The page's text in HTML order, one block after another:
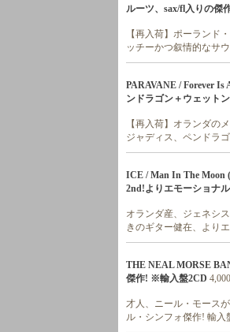
ルーツ、sax/fl入りの傑
【再入荷】ポーランド
ッチーかつ叙情的なサ
PARAVANE / Forever
ンドラゴン＋ウェット
【再入荷】オランダの
ジャディス、ペンドラ
ICE / Man In The Moon
2nd!よりエモーショナ
オランダ産、ジェネシ
きのギター健在、より
THE NEAL MORSE
傑作! ※輸入盤2CD
才人、ニール・モース
ル・シンフォ傑作! 輸